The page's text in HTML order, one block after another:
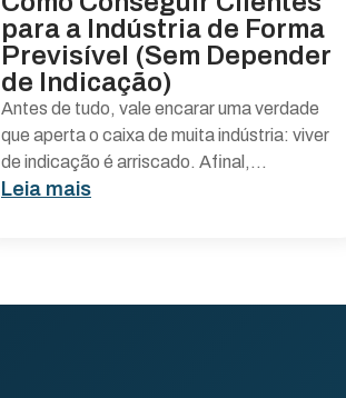
para a Indústria de Forma
Previsível (Sem Depender
de Indicação)
Antes de tudo, vale encarar uma verdade
que aperta o caixa de muita indústria: viver
de indicação é arriscado. Afinal,...
Leia mais